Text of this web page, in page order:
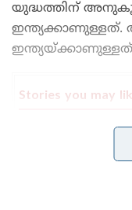
യുദ്ധത്തിന്
Stories you may
അന്ന് ഫ്രാൻസ്
ലോകത്തെ